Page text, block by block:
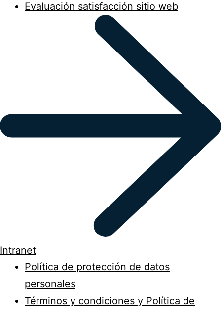
Evaluación satisfacción sitio web
Intranet
Política de protección de datos
personales
Términos y condiciones y Política de